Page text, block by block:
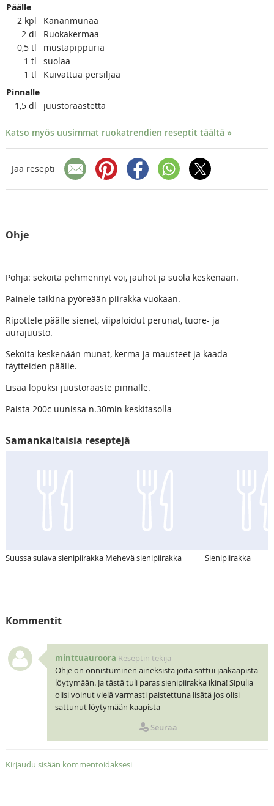
Päälle
2 kpl
Kananmunaa
2 dl
Ruokakermaa
0,5 tl
mustapippuria
1 tl
suolaa
1 tl
Kuivattua persiljaa
Pinnalle
1,5 dl juustoraastetta
Katso myös uusimmat ruokatrendien reseptit täältä »
Jaa resepti
Ohje
Pohja: sekoita pehmennyt voi, jauhot ja suola keskenään.
Painele taikina pyöreään piirakka vuokaan.
Ripottele päälle sienet, viipaloidut perunat, tuore- ja
aurajuusto.
Sekoita keskenään munat, kerma ja mausteet ja kaada
täytteiden päälle.
Lisää lopuksi juustoraaste pinnalle.
Paista 200c uunissa n.30min keskitasolla
Samankaltaisia reseptejä
Suussa sulava sienipiirakka Mehevä sienipiirakka Sienipiirakka
Kommentit
minttuauroora Reseptin tekijä
Ohje on onnistuminen aineksista joita sattui jääkaapista
löytymään. Ja tästä tuli paras sienipiirakka ikinä! Sipulia
olisi voinut vielä varmasti paistettuna lisätä jos olisi
sattunut löytymään kaapista
Seuraa
Kirjaudu sisään kommentoidaksesi